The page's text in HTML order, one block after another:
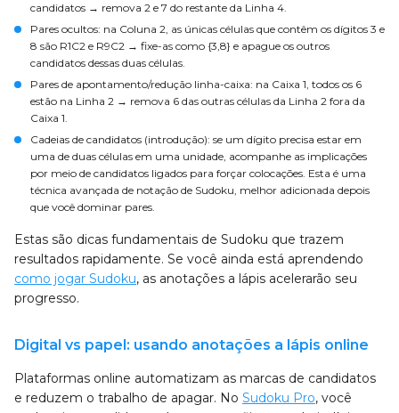
candidatos → remova 2 e 7 do restante da Linha 4.
Pares ocultos: na Coluna 2, as únicas células que contêm os dígitos 3 e
8 são R1C2 e R9C2 → fixe-as como {3,8} e apague os outros
candidatos dessas duas células.
Pares de apontamento/redução linha-caixa: na Caixa 1, todos os 6
estão na Linha 2 → remova 6 das outras células da Linha 2 fora da
Caixa 1.
Cadeias de candidatos (introdução): se um dígito precisa estar em
uma de duas células em uma unidade, acompanhe as implicações
por meio de candidatos ligados para forçar colocações. Esta é uma
técnica avançada de notação de Sudoku, melhor adicionada depois
que você dominar pares.
Estas são dicas fundamentais de Sudoku que trazem
resultados rapidamente. Se você ainda está aprendendo
como jogar Sudoku, as anotações a lápis acelerarão seu
progresso.
Digital vs papel: usando anotações a lápis online
Plataformas online automatizam as marcas de candidatos
e reduzem o trabalho de apagar. No Sudoku Pro, você